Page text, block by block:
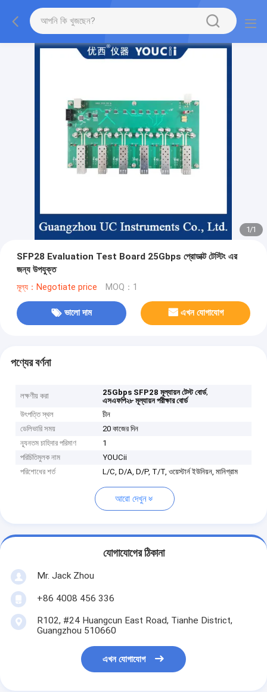
1/1
SFP28 Evaluation Test Board 25Gbps প্রোডাক্ট টেস্টিং এর
জন্য উপযুক্ত
মূল্য：Negotiate price MOQ：1
ভালো দাম এখন যোগাযোগ
পণ্যের বর্ণনা
লক্ষণীয় করা 25Gbps SFP28 মূল্যায়ন টেস্ট বোর্ড,
এসএফপি২৮ মূল্যায়ন পরীক্ষার বোর্ড
উৎপত্তি স্থল
চীন
ডেলিভারি সময়
20 কাজের দিন
ন্যূনতম চাহিদার পরিমাণ
1
পরিচিতিমুলক নাম
YOUCii
পরিশোধের শর্ত
L/C, D/A, D/P, T/T, ওয়েস্টার্ন ইউনিয়ন, মানিগ্রাম
আরো দেখুন
যোগাযোগের ঠিকানা
Mr. Jack Zhou
+86 4008 456 336
R102, #24 Huangcun East Road, Tianhe District,
Guangzhou 510660
এখন যোগাযোগ